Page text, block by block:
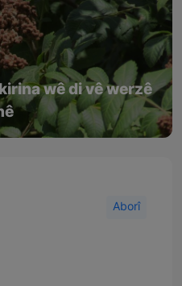
wê di vê werzê
Aborî